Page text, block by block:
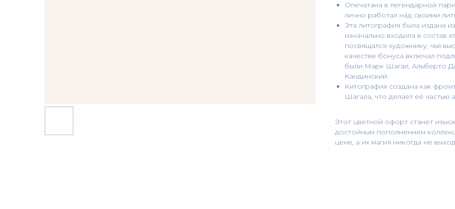
Опечатана в легендарной
лично работал над своими
Эта литография была издана
изначально входила в состав
посвящался художнику, чья
качестве бонуса включал
были Марк Шагал, Альберто
Кандинский.
Kитография создана как
Шагала, что делает её частью
Этот цветной офорт станет
достойным пополнением
цене, а их магия никогда не